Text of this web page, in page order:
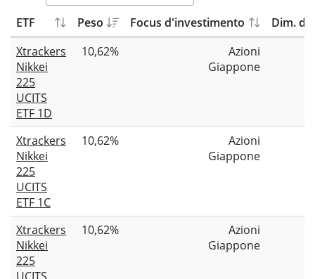
ETF Peso Focus d'investimento
Dim.
Xtrackers
Nikkei
225
UCITS
ETF 1D
10,62%
Azioni
Giappone
Xtrackers
Nikkei
225
UCITS
ETF 1C
10,62%
Azioni
Giappone
Xtrackers
Nikkei
225
10,62%
Azioni
Giappone